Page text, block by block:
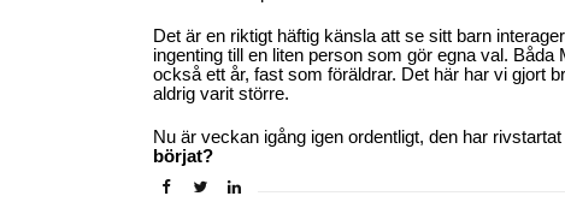
Det är en riktigt häftig känsla att se sitt barn
ingenting till en liten person som gör egna val.
också ett år, fast som föräldrar. Det här har vi gjort
aldrig varit större.
Nu är veckan igång igen ordentligt, den har
börjat?